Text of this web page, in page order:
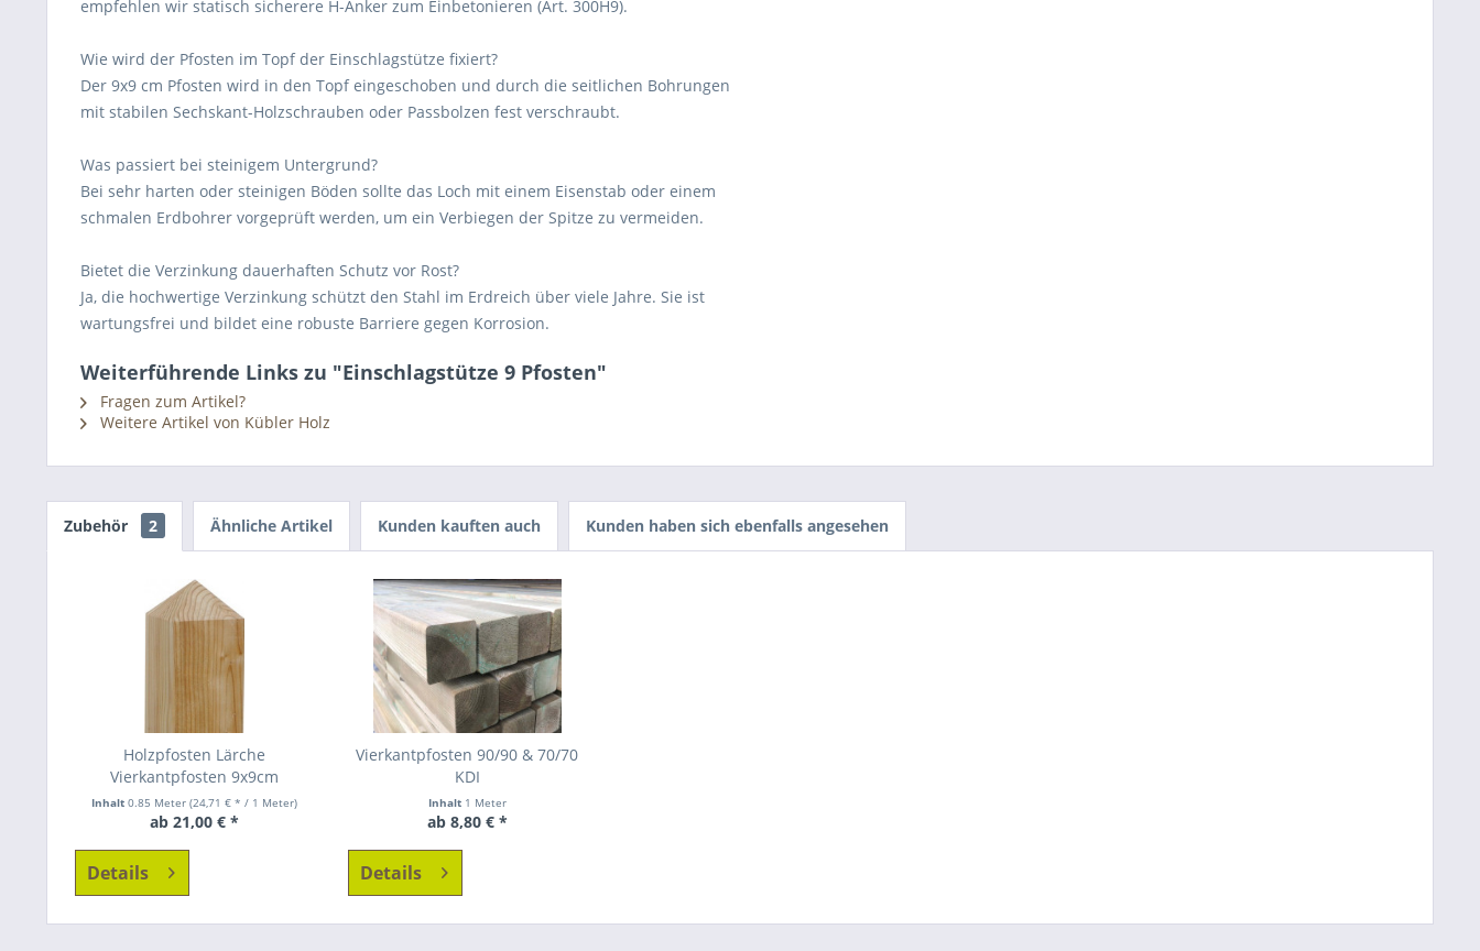
empfehlen wir statisch sicherere H-Anker zum Einbetonieren (Art. 300H9).
Wie wird der Pfosten im Topf der Einschlagstütze fixiert?
Der 9x9 cm Pfosten wird in den Topf eingeschoben und durch die seitlichen Bohrungen
mit stabilen Sechskant-Holzschrauben oder Passbolzen fest verschraubt.
Was passiert bei steinigem Untergrund?
Bei sehr harten oder steinigen Böden sollte das Loch mit einem Eisenstab oder einem
schmalen Erdbohrer vorgeprüft werden, um ein Verbiegen der Spitze zu vermeiden.
Bietet die Verzinkung dauerhaften Schutz vor Rost?
Ja, die hochwertige Verzinkung schützt den Stahl im Erdreich über viele Jahre. Sie ist
wartungsfrei und bildet eine robuste Barriere gegen Korrosion.
Weiterführende Links zu "Einschlagstütze 9 Pfosten"
Fragen zum Artikel?
Weitere Artikel von Kübler Holz
Zubehör 2 Ähnliche Artikel Kunden kauften auch Kunden haben sich ebenfalls angesehen
Holzpfosten Lärche
Vierkantpfosten 9x9cm
Inhalt0.85 Meter(24,71 € * / 1 Meter)
ab 21,00 € *
Details
Vierkantpfosten 90/90 & 70/70
KDI
Inhalt 1 Meter
ab 8,80 € *
Details